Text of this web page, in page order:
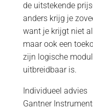
de uitstekende
anders krijg je
want je krijgt niet
maar ook een
zijn logische
uitbreidbaar is.
Individueel advies
Gantner